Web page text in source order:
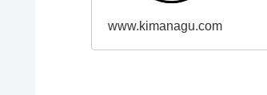
www.kimanagu.com